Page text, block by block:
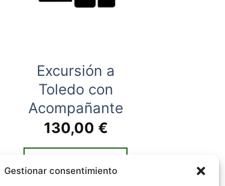
Gestionar consentimiento
Excursión a
Toledo con
Acompañante
130,00 €